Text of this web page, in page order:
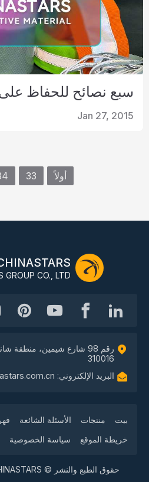
سبع نصائح للحفاظ على
Jan 27, 2015
أولاً 33
GROUP CO., LTD.
رقم 98 شارع شيمين، منطقة
310016
البريد الإلكتروني: info@chinastars.com.cn
بيت منتجات الأسئلة الشائعة
خريطة الموقع
سياسة الخصوصية
حقوق الطبع والنشر © CHINASTARS. كل الحقوق محفوظة.